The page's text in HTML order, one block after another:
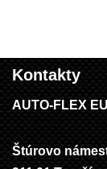
Kontakty
AUTO-FLEX
Štúrovo